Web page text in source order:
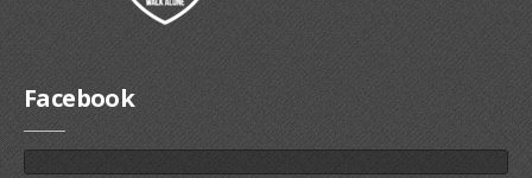
Facebook